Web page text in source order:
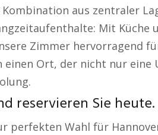
aus zentraler
Mit Küche
Zimmer hervorragend
einen Ort, der nicht nur
reservieren Sie heute.
perfekten Wahl für